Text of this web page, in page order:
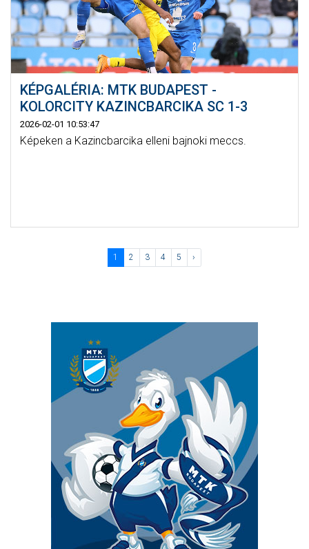
KÉPGALÉRIA: MTK BUDAPEST -
KOLORCITY KAZINCBARCIKA SC 1-3
2026-02-01 10:53:47
Képeken a Kazincbarcika elleni bajnoki meccs.
1 2 3 4 5 ›